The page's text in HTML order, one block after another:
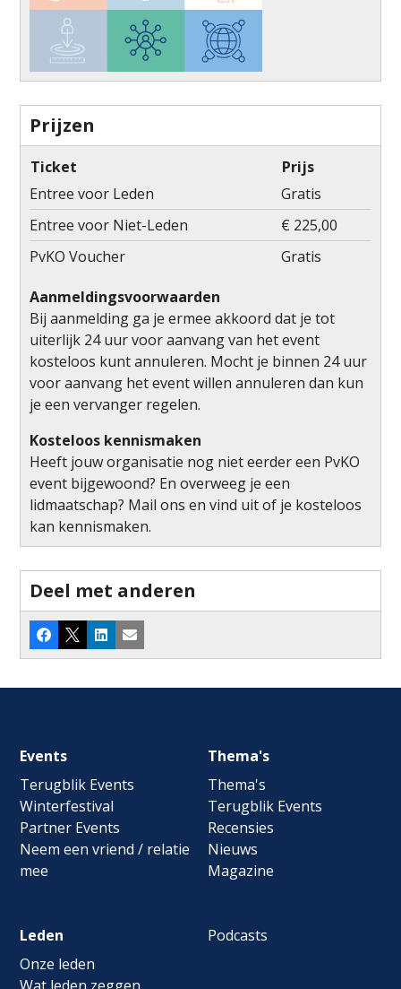
Prijzen
Ticket
Prijs
Entree voor Leden
Gratis
Entree voor Niet-Leden
€ 225,00
PvKO Voucher
Gratis
Aanmeldingsvoorwaarden
Bij aanmelding ga je ermee akkoord dat je tot
uiterlijk 24 uur voor aanvang van het event
kosteloos kunt annuleren. Mocht je binnen 24 uur
voor aanvang het event willen annuleren dan kun
je een vervanger regelen.
Kosteloos kennismaken
Heeft jouw organisatie nog niet eerder een PvKO
event bijgewoond? En overweeg je een
lidmaatschap? Mail ons en vind uit of je kosteloos
kan kennismaken.
Deel met anderen
Facebook
X LinkedInE-mail
Footer
navigation
Events
Terugblik Events
Winterfestival
Partner Events
Neem een vriend / relatie
mee
Thema's
Thema's
Terugblik Events
Recensies
Nieuws
Magazine
Leden
Onze leden
Podcasts